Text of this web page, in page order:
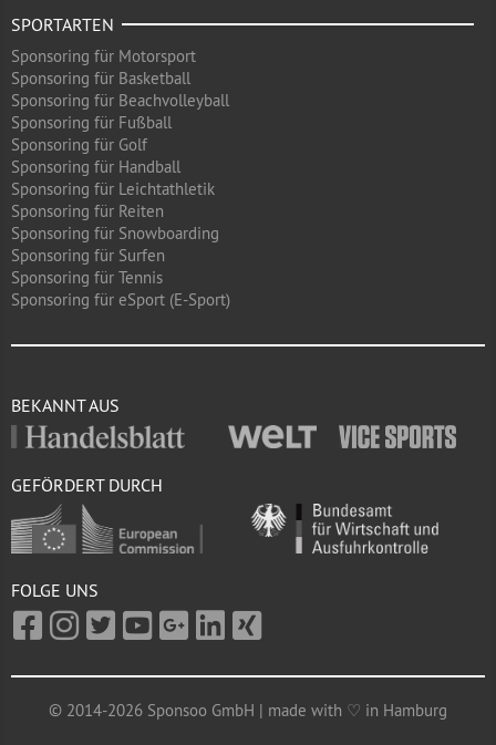
SPORTARTEN
Sponsoring für Motorsport
Sponsoring für Basketball
Sponsoring für Beachvolleyball
Sponsoring für Fußball
Sponsoring für Golf
Sponsoring für Handball
Sponsoring für Leichtathletik
Sponsoring für Reiten
Sponsoring für Snowboarding
Sponsoring für Surfen
Sponsoring für Tennis
Sponsoring für eSport (E-Sport)
BEKANNT AUS
GEFÖRDERT DURCH
FOLGE UNS
© 2014-2026 Sponsoo GmbH | made with ♡ in Hamburg